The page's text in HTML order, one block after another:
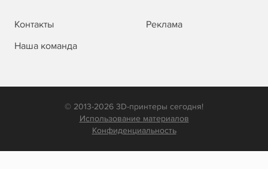
Контакты
Реклама
Наша команда
© 2013-2026 3D-принтеры сегодня!
Использование материалов
Конфиденциальность